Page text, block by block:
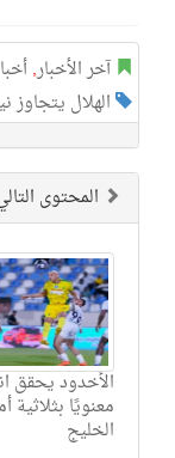
آخر الأخبار,
الهلال يتجاوز
المحتوى
الأخدود يحقق
معنويًا بثلاثية
الخليج